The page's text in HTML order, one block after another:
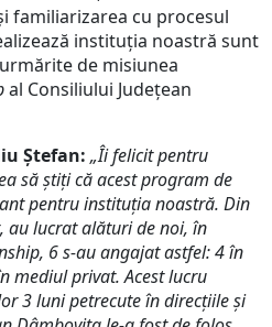
familiarizarea cu procesul
instituția noastră sunt
de misiunea
al Consiliului Județean
Ștefan: „Îi felicit pentru
să știți că acest program de
pentru instituția noastră. Din
au lucrat alături de noi, în
6 s-au angajat astfel: 4în
mediul privat. Acest lucru
3 luni petrecute în direcțiile și